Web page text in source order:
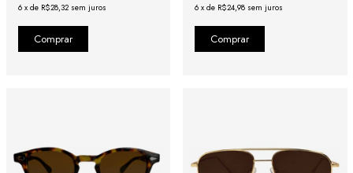
6 x de R$28,32 sem juros 6 x de R$24,98 sem juros